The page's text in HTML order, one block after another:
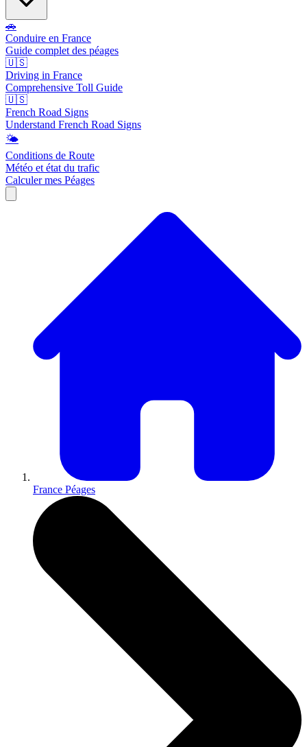
🚗
Conduire en France
Guide complet des péages
🇺🇸
Driving in France
Comprehensive Toll Guide
🇺🇸
French Road Signs
Understand French Road Signs
🌤️
Conditions de Route
Météo et état du trafic
Calculer mes Péages
France Péages